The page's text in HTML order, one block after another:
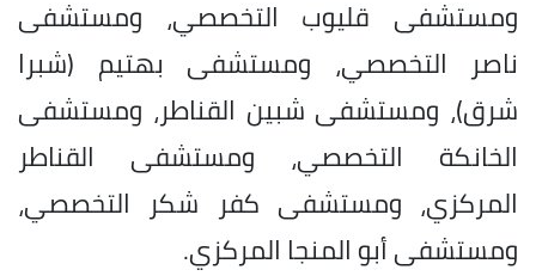
ومستشفى قليوب التخصصي، ومستشفى
ناصر التخصصي، ومستشفى بهتيم (شبرا
شرق)، ومستشفى شبين القناطر، ومستشفى
الخانكة التخصصي، ومستشفى القناطر
المركزي، ومستشفى كفر شكر التخصصي،
ومستشفى أبو المنجا المركزي.